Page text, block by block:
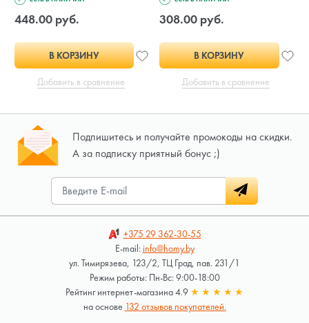
448.00 руб.
В КОРЗИНУ
Добавить в сравнение
308.00 руб.
В КОРЗИНУ
Добавить в сравнение
Подпишитесь и получайте промокоды на скидки.
А за подписку приятный бонус ;)
+375 29362-30-55
E-mail:info@homy.by
ул. Тимирязева, 123/2, ТЦ Град, пав. 231/1
Режим работы: Пн-Вс: 9:00-18:00
Рейтинг интернет-магазина 4.9 ★ ★ ★ ★ ★
на основе 132 отзывов покупателей.